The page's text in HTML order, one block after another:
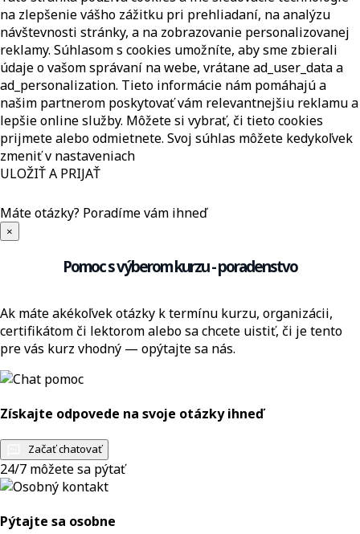
na zlepšenie vášho zážitku pri prehliadaní, na analýzu
návštevnosti stránky, a na zobrazovanie personalizovanej
reklamy. Súhlasom s cookies umožníte, aby sme zbierali
údaje o vašom správaní na webe, vrátane ad_user_data a
ad_personalization. Tieto informácie nám pomáhajú a
našim partnerom poskytovať vám relevantnejšiu reklamu a
lepšie online služby. Môžete si vybrať, či tieto cookies
prijmete alebo odmietnete. Svoj súhlas môžete kedykoľvek
zmeniť v nastaveniach
ULOŽIŤ A PRIJAŤ
Máte otázky? Poradíme vám ihneď
×
Pomoc s výberom kurzu - poradenstvo
Ak máte akékoľvek otázky k termínu kurzu, organizácii,
certifikátom či lektorom alebo sa chcete uistiť, či je tento
pre vás kurz vhodný — opýtajte sa nás.
Získajte odpovede na svoje otázky ihneď
Začať chatovať
24/7 môžete sa pýtať
Pýtajte sa osobne